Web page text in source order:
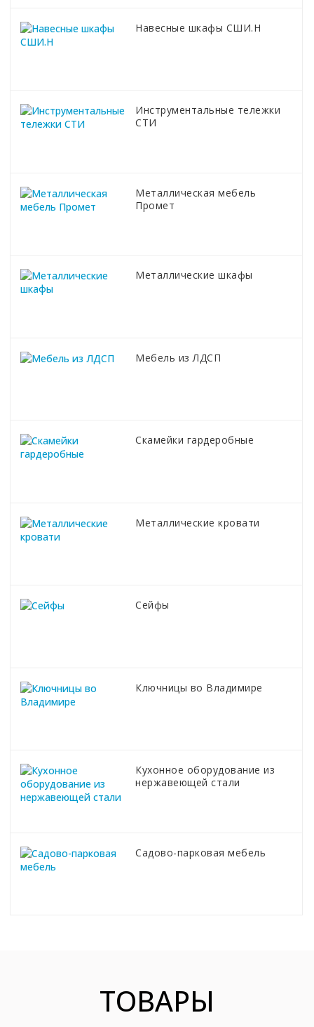
Навесные шкафы СШИ.Н
Инструментальные тележки
СТИ
Металлическая мебель
Промет
Металлические шкафы
Мебель из ЛДСП
Скамейки гардеробные
Металлические кровати
Сейфы
Ключницы во Владимире
Кухонное оборудование из
нержавеющей стали
Садово-парковая мебель
ТОВАРЫ